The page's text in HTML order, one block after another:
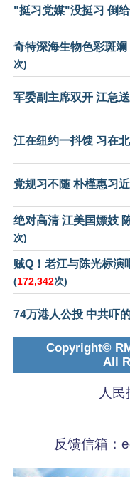
"挺习党媒"没挺习 倒
奇特深海生物色彩斑
次)
军委副主席双开 江急
江在纽约一抖馊 习在
党规习不随 朴槿惠习
绝对高清 江美国嫖妓
次)
贼Q！老江与陈光标演
(172,342次)
74万港人公投 中共吓
Copyright©
All
人
反馈信箱：